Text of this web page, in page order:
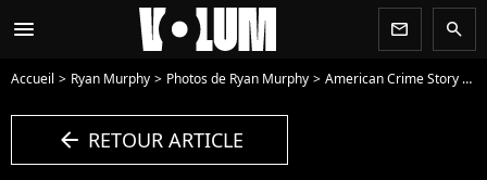
menu newsletter search
Accueil Ryan Murphy Photos de Ryan Murphy American Crime Story est disponible sur Disney+. - Photo
arrow_left RETOUR ARTICLE